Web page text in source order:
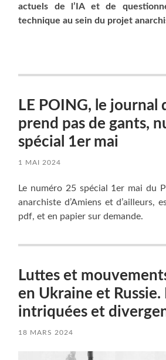
actuels de l’IA et de
technique au sein du projet
LE POING, le journal
prend pas de gants,
spécial 1er mai
1 MAI 2024
Le numéro 25 spécial 1er mai du
anarchiste d’Amiens et d’ailleurs,
pdf, et en papier sur demande.
Luttes et
en Ukraine et
intriquées et
18 MARS 2024